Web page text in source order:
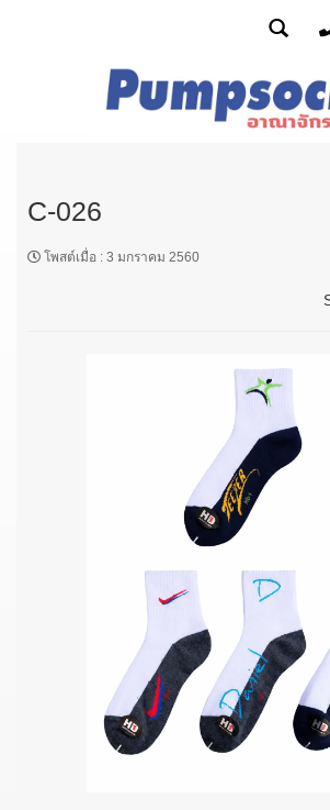
C-026
โพสต์เมื่อ : 3 มกราคม 2560